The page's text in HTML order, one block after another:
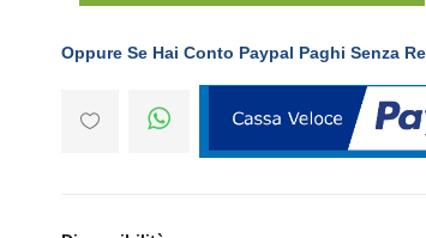
Oppure Se Hai Conto Paypal Paghi Senza